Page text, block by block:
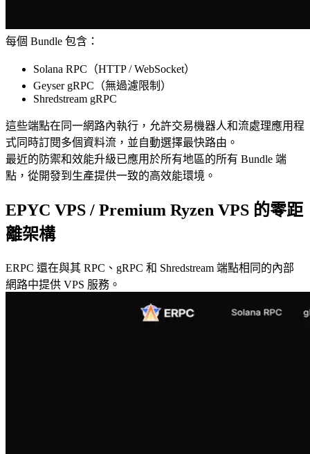
每個 Bundle 包含：
Solana RPC（HTTP / WebSocket）
Geyser gRPC（無過濾限制）
Shredstream gRPC
這些端點在同一網路內執行，允許交易機器人和流處理應用程
式同時訂閱多個資料流，並自動選擇最快路由。
最近的防禦和效能升級已應用於所有地區的所有 Bundle 端
點，從開發到生產提供一致的高效能環境。
EPYC VPS / Premium Ryzen VPS 的零距
離架構
ERPC 還在與其 RPC、gRPC 和 Shredstream 端點相同的內部
網路中提供 VPS 服務。